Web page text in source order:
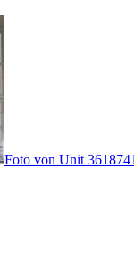
Foto von Unit 3618741